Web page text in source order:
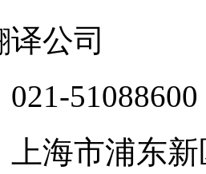
公司
021-51088600
上海市浦东新